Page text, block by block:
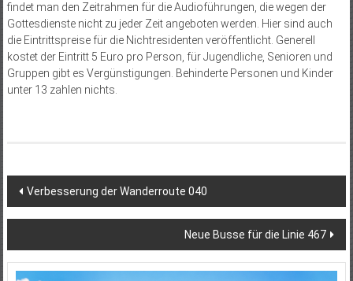
findet man den Zeitrahmen für die Audioführungen, die wegen der
Gottesdienste nicht zu jeder Zeit angeboten werden. Hier sind auch
die Eintrittspreise für die Nichtresidenten veröffentlicht. Generell
kostet der Eintritt 5 Euro pro Person, für Jugendliche, Senioren und
Gruppen gibt es Vergünstigungen. Behinderte Personen und Kinder
unter 13 zahlen nichts.
Beitragsnavigation
Verbesserung der Wanderroute 040
Neue Busse für die Linie 467